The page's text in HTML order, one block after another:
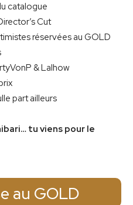
catalogue
Cut
réservées au GOLD
& Lalhow
part ailleurs
tu viens pour le
au GOLD